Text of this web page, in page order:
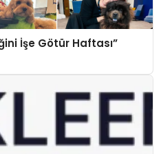
İşe Götür Haftası”